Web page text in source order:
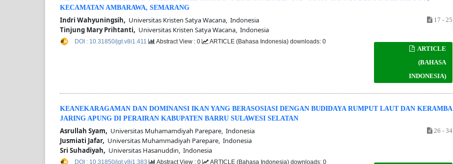
KECAMATAN AMBARAWA, SEMARANG
Indri Wahyuningsih, Universitas Kristen Satya Wacana, Indonesia
Tinjung Mary Prihtanti, Universitas Kristen Satya Wacana, Indonesia
17 - 25
ARTICLE
(BAHASA
INDONESIA)
DOI : 10.31850/jgt.v8i1.411 Abstract View : 0 ARTICLE (Bahasa Indonesia) downloads: 0
KEANEKARAGAMAN DAN DOMINANSI IKAN YANG BERASOSIASI DENGAN BUDIDAYA RUMPUT LAUT DAN KERAMBA
JARING APUNG DI PERAIRAN KABUPATEN BARRU SULAWESI SELATAN
Asrullah Syam, Universitas Muhamamdiyah Parepare, Indonesia
Jusmiati Jafar, Universitas Muhammadiyah Parepare, Indonesia
Sri Suhadiyah, Universitas Hasanuddin, Indonesia
26 - 34
DOI : 10.31850/jgt.v8i1.383 Abstract View : 0 ARTICLE (Bahasa Indonesia) downloads: 0